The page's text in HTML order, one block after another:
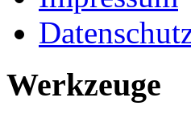
Werkzeuge